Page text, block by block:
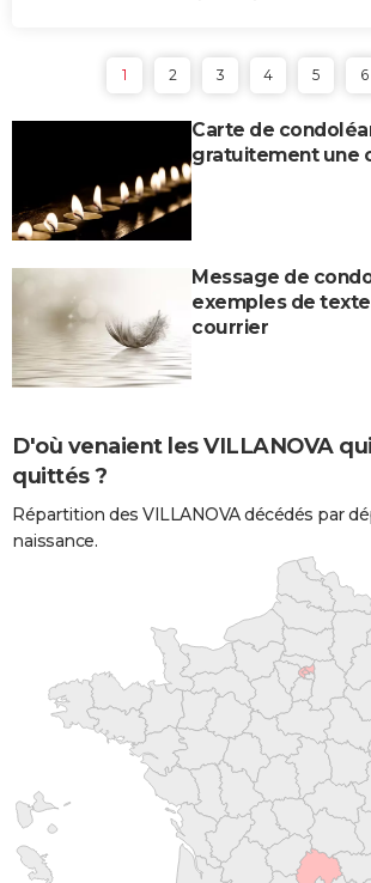
1 2 3 4 5 6
Carte de
gratuitement une
Message de
exemples de
courrier
D'où venaient les VILLANOVA
quittés ?
Répartition des VILLANOVA décédés par
naissance.